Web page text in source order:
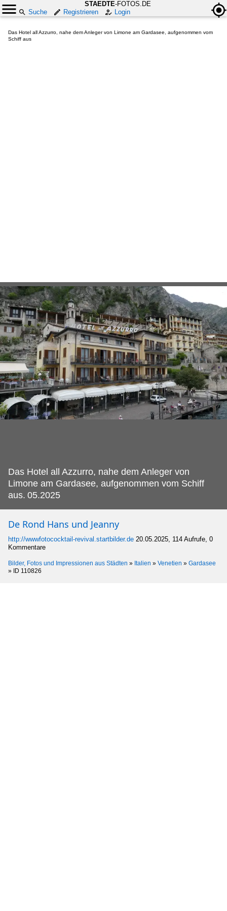
STAEDTE-FOTOS.DE
Suche
Registrieren Login
Das Hotel all Azzurro, nahe dem Anleger von Limone am Gardasee, aufgenommen vom
Schiff aus
Das Hotel all Azzurro, nahe dem Anleger von
Limone am Gardasee, aufgenommen vom Schiff
aus. 05.2025
De Rond Hans und Jeanny
http://wwwfotococktail-revival.startbilder.de 20.05.2025, 114 Aufrufe, 0
Kommentare
Bilder, Fotos und Impressionen aus Städten » Italien » Venetien » Gardasee
» ID 110826